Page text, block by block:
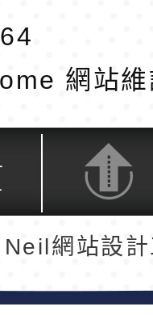
網站
返回頂端
網站設